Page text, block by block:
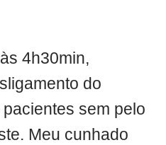
4h30min,
do
sem pelo
Meu cunhado